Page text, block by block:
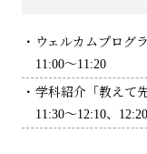
ウェルカムプログ
11:00～11:20
学科紹介「教えて
11:30～12:10、